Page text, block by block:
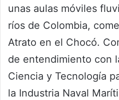
unas aulas móviles
ríos de Colombia,
Atrato en el Chocó.
de entendimiento con
Ciencia y Tecnología
la Industria Naval